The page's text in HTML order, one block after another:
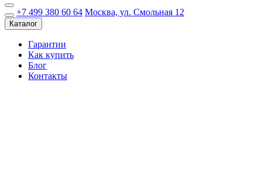
+7 499 380 60 64 Москва, ул. Смольная 12
Каталог
Гарантии
Как купить
Блог
Контакты